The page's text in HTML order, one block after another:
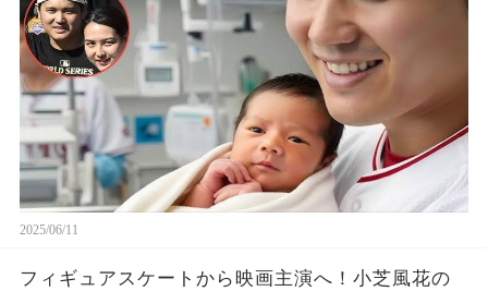
2025/06/11
フィギュアスケートから映画主演へ！小芝風花の